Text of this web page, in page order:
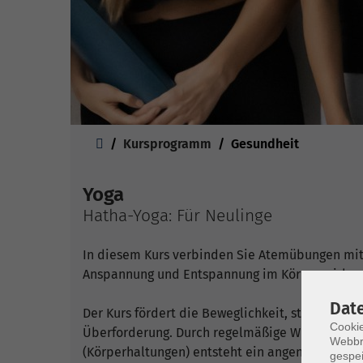
Kursprogramm Gesundheit
Yoga
Hatha-Yoga: Für Neulinge
In diesem Kurs verbinden Sie Atemübungen
Anspannung und Entspannung im Körper
Der Kurs fördert die Beweglichkeit, stärkt die
Überforderung. Durch regelmäßige
(Körperhaltungen) entsteht ein angenehmes